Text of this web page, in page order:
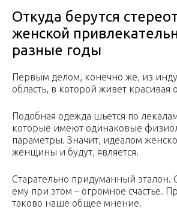
Откуда берутся
женской
разные годы
Первым делом, конечно же, из
область, в которой живет красивая
Подобная одежда шьется по
которые имеют одинаковые
параметры. Значит, идеалом
женщины и будут, является.
Старательно придуманный эталон.
ему при этом – огромное счастье.
таково наше общее мнение.